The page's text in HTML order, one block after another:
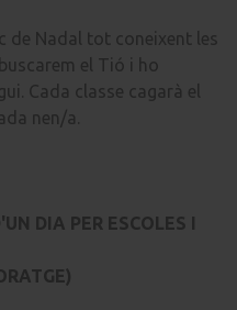
de Nadal tot coneixent les
el Tió i ho
Cada classe cagarà el
nen/a.
DIA PER ESCOLES I